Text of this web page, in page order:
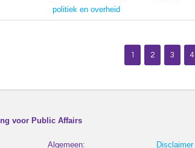
politiek en overheid
1 2 3 4
voor Public Affairs
Algemeen: Disclaimer